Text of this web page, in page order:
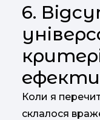
6.
Коли я
склалося